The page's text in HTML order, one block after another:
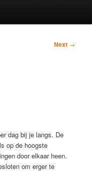
Next →
dag bij je langs. De
op de hoogste
door elkaar heen.
om erger te